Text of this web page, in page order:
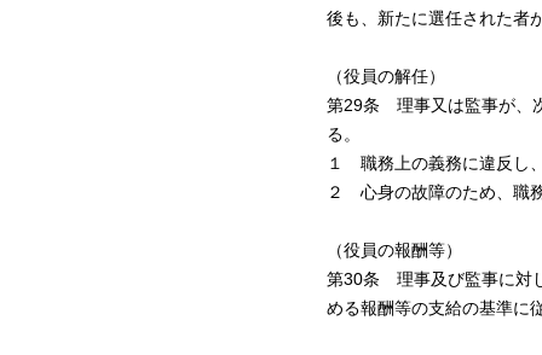
後も、新たに選任された者
（役員の解任）
第29条 理事又は監事が、
る。
１ 職務上の義務に違反し
２ 心身の故障のため、職
（役員の報酬等）
第30条 理事及び監事に対
める報酬等の支給の基準に